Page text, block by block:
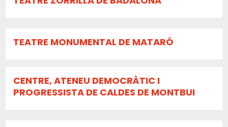
TEATRE MONUMENTAL DE MATARÓ
CENTRE, ATENEU DEMOCRÀTIC I
PROGRESSISTA DE CALDES DE MONTBUI